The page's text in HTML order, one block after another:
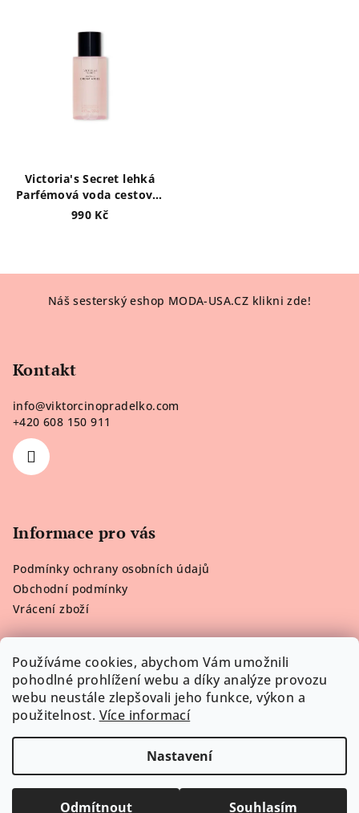
Používáme cookies, abychom Vám umožnili
pohodlné prohlížení webu a díky analýze provozu
webu neustále zlepšovali jeho funkce, výkon a
použitelnost. Více informací
Nastavení
Odmítnout Souhlasím
Victoria's Secret lehká
Parfémová voda cestovní
HEAVENLY DREAM ANGEL
990 Kč
Náš sesterský eshop MODA-USA.CZ klikni zde!
Kontakt
info@viktorcinopradelko.com
+420 608 150 911
Informace pro vás
Podmínky ochrany osobních údajů
Obchodní podmínky
Vrácení zboží
Poslední hodnocení produktů
Victoria’s Secret Plavky Neon Contrast
| Lenka H.
Upravit nastavení cookies